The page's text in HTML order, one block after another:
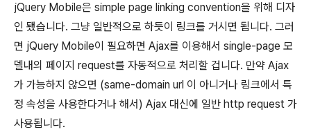
jQuery Mobile은 simple page linking convention을 위해 디자
인 됐습니다. 그냥 일반적으로 하듯이 링크를 거시면 됩니다. 그러
면 jQuery Mobile이 필요하면 Ajax를 이용해서 single-page 모
델내의 페이지 request를 자동적으로 처리할 겁니다. 만약 Ajax
가 가능하지 않으면 (same-domain url 이 아니거나 링크에서 특
정 속성을 사용한다거나 해서) Ajax 대신에 일반 http request 가
사용됩니다.